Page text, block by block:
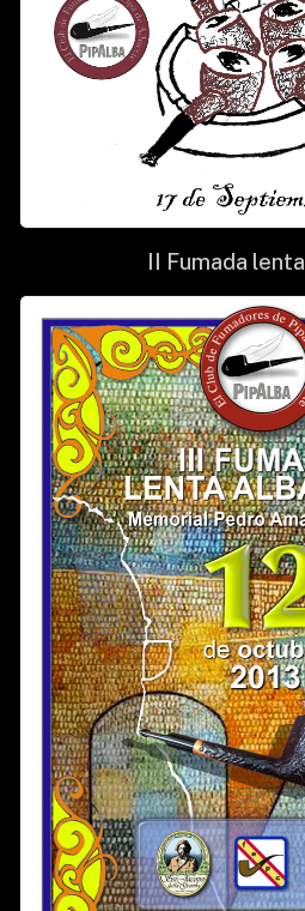
II Fumada